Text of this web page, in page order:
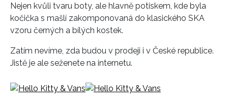
Nejen kvůli tvaru boty, ale hlavně potiskem, kde byla
kočička s mašlí zakomponovaná do klasického SKA
vzoru černých a bílých kostek.
Zatím nevíme, zda budou v prodeji i v České republice.
Jistě je ale seženete na internetu.